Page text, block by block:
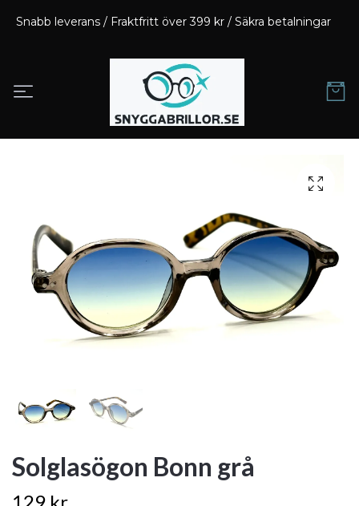
Snabb leverans / Fraktfritt över 399 kr / Säkra betalningar
Solglasögon Bonn grå
129 kr